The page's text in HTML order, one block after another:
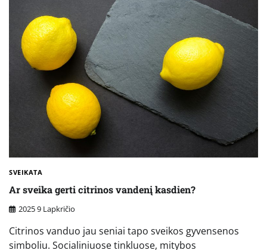
SVEIKATA
Ar sveika gerti citrinos vandenį kasdien?
2025 9 Lapkričio
Citrinos vanduo jau seniai tapo sveikos gyvensenos
simboliu. Socialiniuose tinkluose, mitybos